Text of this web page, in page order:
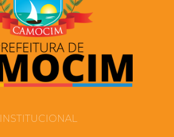
INSTITUCIONAL